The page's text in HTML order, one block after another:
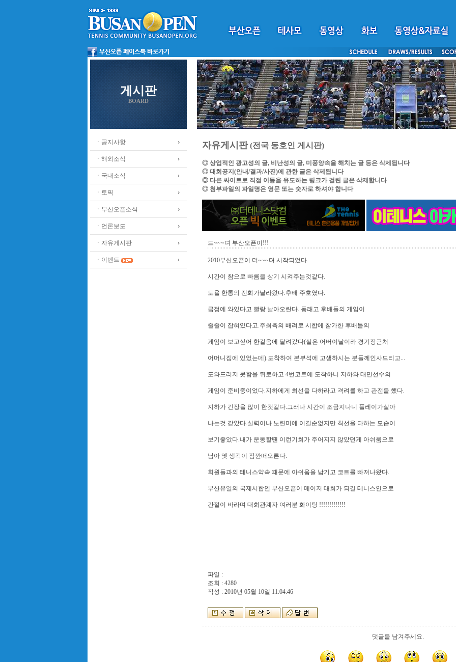
게시판
BOARD
ㆍ공지사항
ㆍ해외소식
ㆍ국내소식
ㆍ토픽
ㆍ부산오픈소식
ㆍ언론보도
ㆍ자유게시판
ㆍ이벤트
자유게시판(전국 동호인 게시판)
◎ 상업적인 광고성의 글, 비난성의 글, 미풍양속을 해치는 글 등은 삭제됩니다
◎ 대회공지(안내/결과/사진)에 관한 글은 삭제됩니다
◎ 다른 싸이트로 직접 이동을 유도하는 링크가 걸린 글은 삭제합니다
◎ 첨부파일의 파일명은 영문 또는 숫자로 하셔야 합니다
드~~~뎌 부산오픈이!!!
2010부산오픈이 더~~~뎌 시작되었다.
시간이 참으로 빠름을 상기 시켜주는것같다.
토욜 한통의 전화가날라왔다.후배 주호였다.
금정에 와있다고 빨랑 날아오란다. 동래고 후배들의 게임이
줄줄이 잡혀있다고.주최측의 배려로 시합에 참가한 후배들의
게임이 보고싶어 한걸음에 달려갔다(실은 어버이날이라 경기장근처
어머니집에 있었는데).도착하여 본부석에 고생하시는 분들께인사드리고...
도와드리지 못함을 뒤로하고 4번코트에 도착하니 지하와 대만선수의
게임이 준비중이었다.지하에게 최선을 다하라고 격려를 하고 관전을 했다.
지하가 긴장을 많이 한것같다.그러나 시간이 조금지나니 플레이가살아
나는것 같았다.실력이나 노련미에 이길순없지만 최선을 다하는 모습이
보기좋았다.내가 운동할땐 이런기회가 주어지지 않았던게 아쉬움으로
남아 옛 생각이 잠깐떠오른다.
회원들과의 테니스약속 때문에 아쉬움을 남기고 코트를 빠져나왔다.
부산유일의 국제시합인 부산오픈이 메이저 대회가 되길 테니스인으로
간절이 바라며 대회관계자 여러분 화이팅 !!!!!!!!!!!!!
파일 :
조회 : 4280
작성 : 2010년 05월 10일 11:04:46
댓글을 남겨주세요.